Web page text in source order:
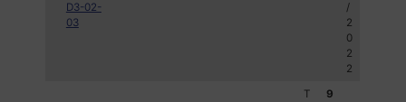
D3-02-
03
/
2
0
2
2
T
9